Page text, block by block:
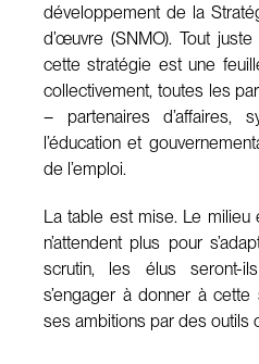
développement de la
d’œuvre (SNMO). Tout
cette stratégie est une
collectivement, toutes les
– partenaires d’affaires,
l’éducation et
de l’emploi.
La table est mise. Le
n’attendent plus pour
scrutin, les élus seront-
s’engager à donner à
ses ambitions par des outils